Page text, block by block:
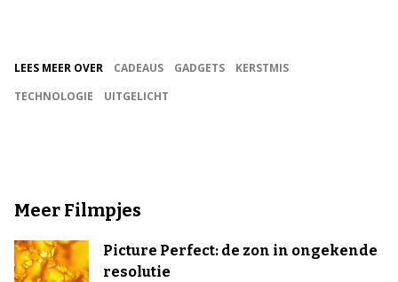
LEES MEER OVER CADEAUS GADGETS
KERSTMIS
TECHNOLOGIE
UITGELICHT
Meer Filmpjes
Picture Perfect: de zon in ongekende
resolutie